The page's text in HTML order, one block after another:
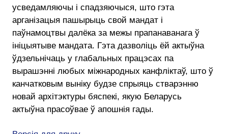
усведамляючы і спадзяючыся, што гэта
арганізацыя пашырыць свой мандат і
паўнамоцтвы далёка за межы прапанаванага ў
ініцыятыве мандата. Гэта дазволіць ёй актыўна
ўдзельнічаць у глабальных працэсах па
вырашэнні любых міжнародных канфліктаў, што ў
канчатковым выніку будзе спрыяць стварэнню
новай архітэктуры бяспекі, якую Беларусь
актыўна прасоўвае ў апошнія гады.